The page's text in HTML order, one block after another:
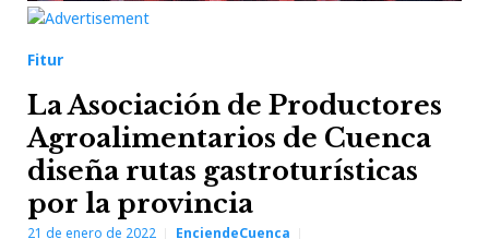
Fitur
La Asociación de Productores
Agroalimentarios de Cuenca
diseña rutas gastroturísticas
por la provincia
21 de enero de 2022 EnciendeCuenca